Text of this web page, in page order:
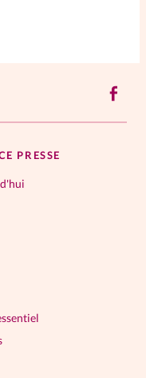
PRESSE